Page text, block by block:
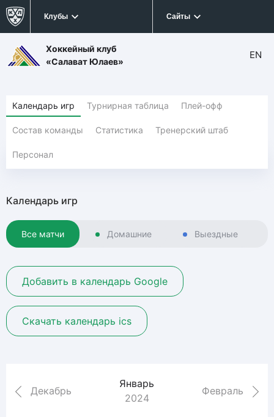
Клубы Сайты
Хоккейный клуб
«Салават Юлаев»
EN
Календарь игр Турнирная таблица Плей-офф
Состав команды Статистика Тренерский штаб
Персонал
Календарь игр
Все матчи Домашние Выездные
Добавить в календарь Google
Скачать календарь ics
Декабрь
Январь
2024
Февраль